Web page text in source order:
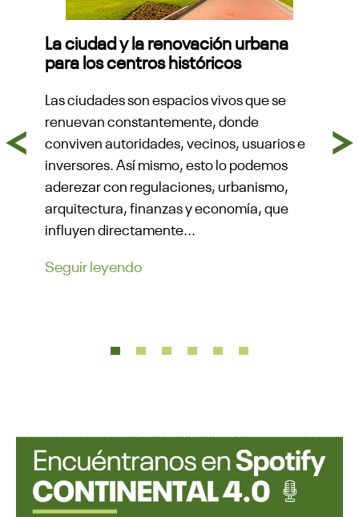
Previous
La ciudad y la renovación urbana
para los centros históricos
Las ciudades son espacios vivos que se
renuevan constantemente, donde
conviven autoridades, vecinos, usuarios e
inversores. Así mismo, esto lo podemos
aderezar con regulaciones, urbanismo,
arquitectura, finanzas y economía, que
influyen directamente...
Seguir leyendo
Next